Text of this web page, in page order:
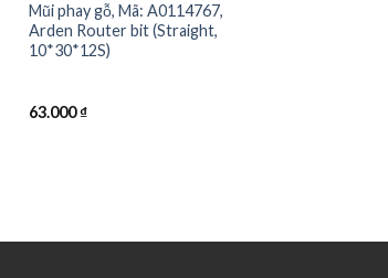
Mũi phay gỗ, Mã: A0114767,
Arden Router bit (Straight,
10*30*12S)
63.000₫